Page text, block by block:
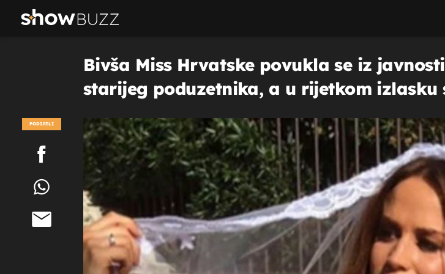
Bivša Miss Hrvatske povukla se iz
starijeg poduzetnika, a u rijetkom izlasku
PODIJELI
POGLEDAJ